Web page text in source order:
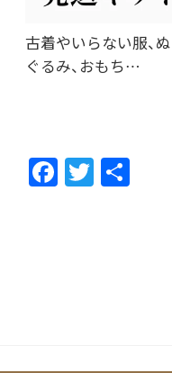
古着やいらない服、
ぐるみ、おもち…
F
ac
T
w